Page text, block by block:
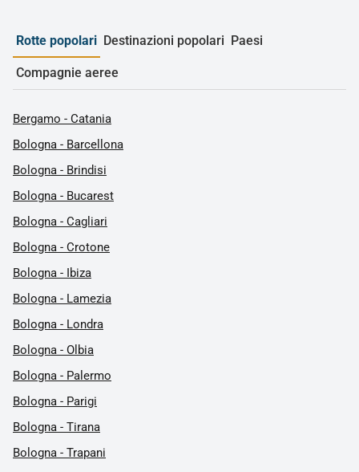
Rotte popolari Destinazioni popolari Paesi
Compagnie aeree
Bergamo - Catania
Bologna - Barcellona
Bologna - Brindisi
Bologna - Bucarest
Bologna - Cagliari
Bologna - Crotone
Bologna - Ibiza
Bologna - Lamezia
Bologna - Londra
Bologna - Olbia
Bologna - Palermo
Bologna - Parigi
Bologna - Tirana
Bologna - Trapani